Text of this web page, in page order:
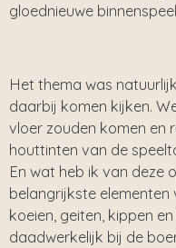
gloednieuwe
Het thema was
daarbij komen kijken.
vloer zouden komen en
houttinten van de
En wat heb ik van deze
belangrijkste
koeien, geiten, kippen
daadwerkelijk bij de